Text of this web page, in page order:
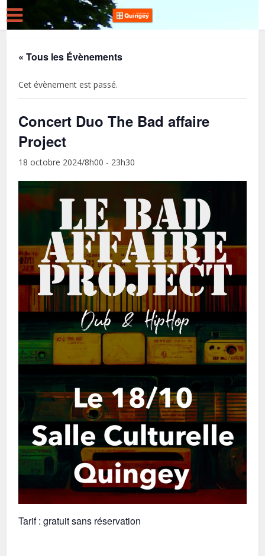
« Tous les Évènements
Cet évènement est passé.
Concert Duo The Bad affaire
Project
18 octobre 2024/8h00 - 23h30
Tarif : gratuit sans réservation